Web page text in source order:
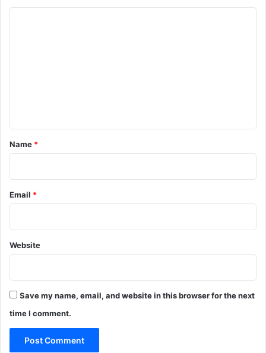
*
Name *
Email *
Website
Save my name, email, and website in this browser for the next
time I comment.